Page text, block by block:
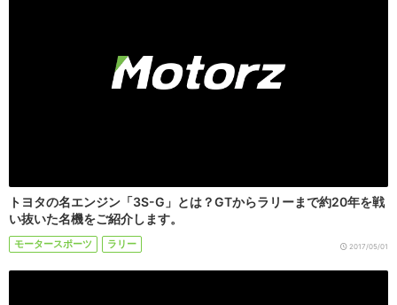
トヨタの名エンジン「3S-G」とは？GTからラリーまで約20年を戦
い抜いた名機をご紹介します。
モータースポーツ ラリー 2017/05/01